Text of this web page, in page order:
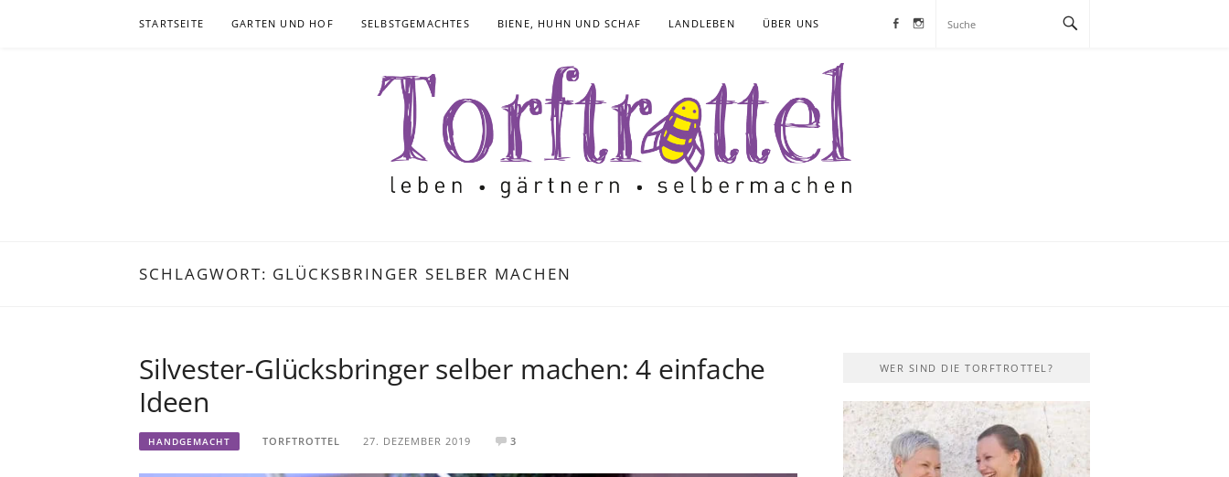
STARTSEITE GARTEN UND HOF SELBSTGEMACHTES BIENE, HUHN UND SCHAF LANDLEBEN ÜBER UNS Facebook
Instagram
SCHLAGWORT: GLÜCKSBRINGER SELBER MACHEN
Silvester-Glücksbringer selber machen: 4 einfache
Ideen
HANDGEMACHT TORFTROTTEL 27. DEZEMBER 2019 3
WER SIND DIE TORFTROTTEL?